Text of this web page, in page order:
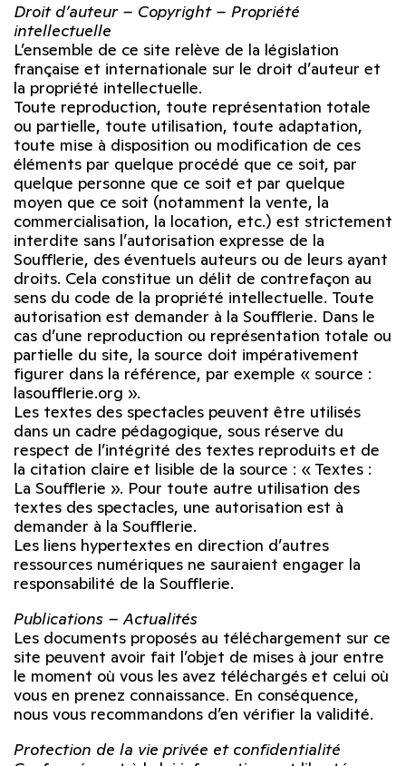
Droit d’auteur – Copyright – Propriété
intellectuelle
L’ensemble de ce site relève de la législation
française et internationale sur le droit d’auteur et
la propriété intellectuelle.
Toute reproduction, toute représentation totale
ou partielle, toute utilisation, toute adaptation,
toute mise à disposition ou modification de ces
éléments par quelque procédé que ce soit, par
quelque personne que ce soit et par quelque
moyen que ce soit (notamment la vente, la
commercialisation, la location, etc.) est strictement
interdite sans l’autorisation expresse de la
Soufflerie, des éventuels auteurs ou de leurs ayant
droits. Cela constitue un délit de contrefaçon au
sens du code de la propriété intellectuelle. Toute
autorisation est demander à la Soufflerie. Dans le
cas d’une reproduction ou représentation totale ou
partielle du site, la source doit impérativement
figurer dans la référence, par exemple « source :
lasoufflerie.org ».
Les textes des spectacles peuvent être utilisés
dans un cadre pédagogique, sous réserve du
respect de l’intégrité des textes reproduits et de
la citation claire et lisible de la source : « Textes :
La Soufflerie ». Pour toute autre utilisation des
textes des spectacles, une autorisation est à
demander à la Soufflerie.
Les liens hypertextes en direction d’autres
ressources numériques ne sauraient engager la
responsabilité de la Soufflerie.
Publications – Actualités
Les documents proposés au téléchargement sur ce
site peuvent avoir fait l’objet de mises à jour entre
le moment où vous les avez téléchargés et celui où
vous en prenez connaissance. En conséquence,
nous vous recommandons d’en vérifier la validité.
Protection de la vie privée et confidentialité